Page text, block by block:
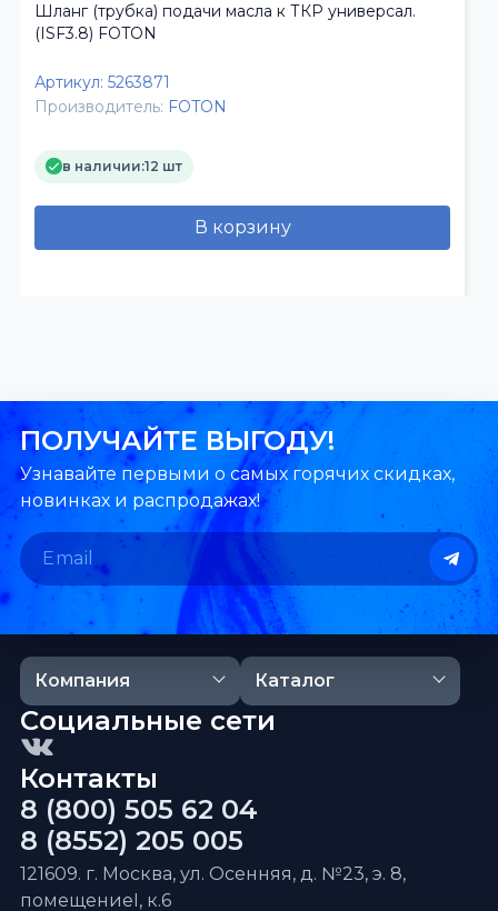
Шланг (трубка) подачи масла к ТКР универсал.
(ISF3.8) FOTON
Артикул: 5263871
Производитель: FOTON
в наличии:12 шт
В корзину
ПОЛУЧАЙТЕ ВЫГОДУ!
Узнавайте первыми о самых горячих скидках,
новинках и распродажах!
Компания Каталог
Контакты
8 (800) 505 62 04
8 (8552) 205 005
121609. г. Москва, ул. Осенняя, д. №23, э. 8,
помещениеI, к.6
Социальные сети